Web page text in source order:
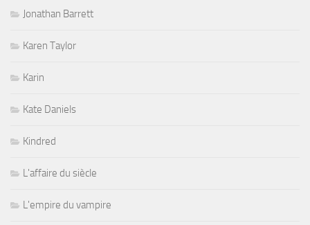
Jonathan Barrett
Karen Taylor
Karin
Kate Daniels
Kindred
L'affaire du siècle
L'empire du vampire